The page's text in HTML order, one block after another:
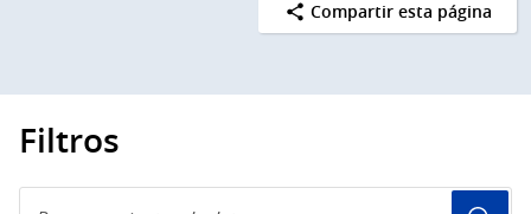
Compartir esta página
Filtros